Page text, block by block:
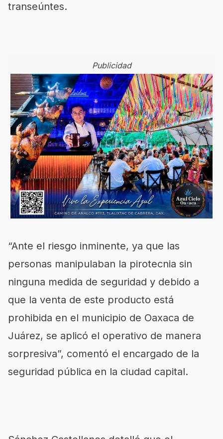
transeúntes.
Publicidad
“Ante el riesgo inminente, ya que las
personas manipulaban la pirotecnia sin
ninguna medida de seguridad y debido a
que la venta de este producto está
prohibida en el municipio de Oaxaca de
Juárez, se aplicó el operativo de manera
sorpresiva”, comentó el encargado de la
seguridad pública en la ciudad capital.